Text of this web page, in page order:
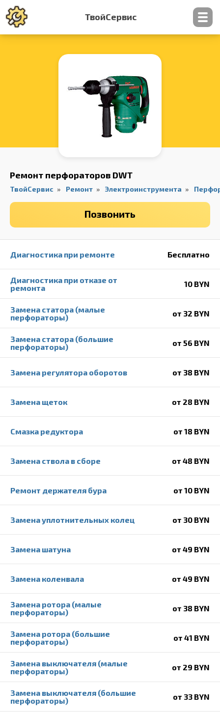
ТвойСервис
Контакты
Ремонт перфораторов DWT
ТвойСервис Ремонт Электроинструмента
Позвонить
Диагностика при ремонте Бесплатно
Диагностика при отказе от
ремонта
10 BYN
Замена статора (малые
перфораторы)
от 32 BYN
Замена статора (большие
перфораторы)
от 56 BYN
Замена регулятора оборотов от 38 BYN
Замена щеток от 28 BYN
Смазка редуктора от 18 BYN
Замена ствола в сборе от 48 BYN
Ремонт держателя бура от 10 BYN
Замена уплотнительных колец от 30 BYN
Замена шатуна от 49 BYN
Замена коленвала от 49 BYN
Замена ротора (малые
перфораторы)
от 38 BYN
Замена ротора (большие
перфораторы)
от 41 BYN
Замена выключателя (малые
перфораторы)
от 29 BYN
Замена выключателя (большие
перфораторы)
от 33 BYN